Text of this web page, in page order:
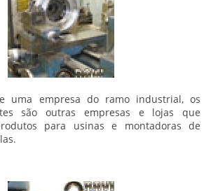
uma empresa do ramo industrial, os
são outras empresas e lojas que
para usinas e montadoras de